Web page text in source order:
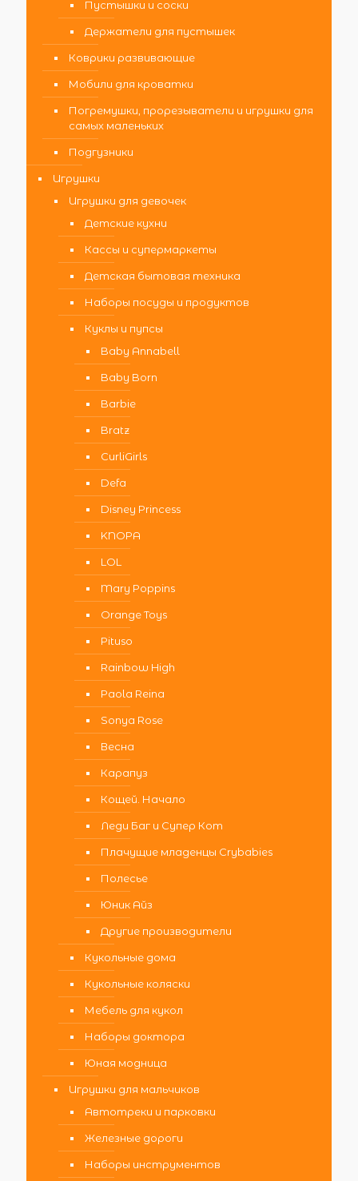
Пустышки и соски
Держатели для пустышек
Коврики развивающие
Мобили для кроватки
Погремушки, прорезыватели и игрушки для
самых маленьких
Подгузники
Игрушки
Игрушки для девочек
Детские кухни
Кассы и супермаркеты
Детская бытовая техника
Наборы посуды и продуктов
Куклы и пупсы
Baby Annabell
Baby Born
Barbie
Bratz
CurliGirls
Defa
Disney Princess
KNOPA
LOL
Mary Poppins
Orange Toys
Pituso
Rainbow High
Paola Reina
Sonya Rose
Весна
Карапуз
Кощей. Начало
Леди Баг и Супер Кот
Плачущие младенцы Crybabies
Полесье
Юник Айз
Другие производители
Кукольные дома
Кукольные коляски
Мебель для кукол
Наборы доктора
Юная модница
Игрушки для мальчиков
Автотреки и парковки
Железные дороги
Наборы инструментов